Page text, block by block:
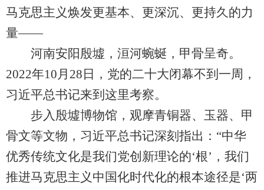
马克思主义焕发更基本、更深沉、更持久的力
量——
河南安阳殷墟，洹河蜿蜒，甲骨呈奇。
2022年10月28日，党的二十大闭幕不到一周，
习近平总书记来到这里考察。
步入殷墟博物馆，观摩青铜器、玉器、甲
骨文等文物，习近平总书记深刻指出：“中华
优秀传统文化是我们党创新理论的‘根’，我们
推进马克思主义中国化时代化的根本途径是‘两